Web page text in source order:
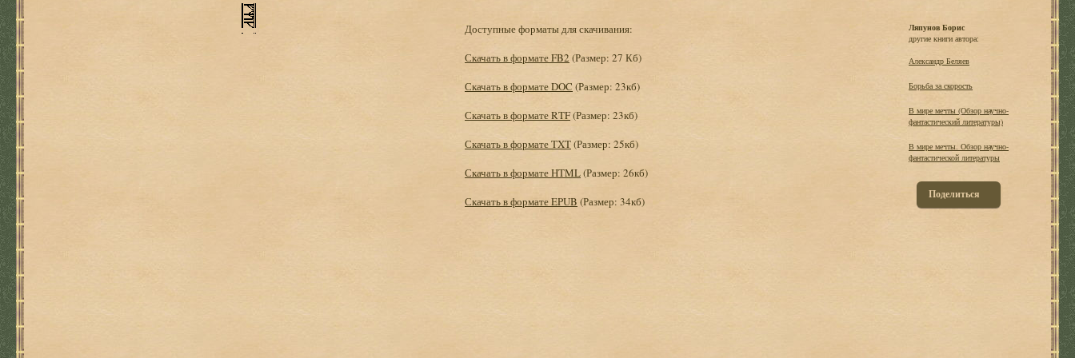
Доступные форматы для скачивания:
Скачать в формате FB2 (Размер: 27 Кб)
Скачать в формате DOC (Размер: 23кб)
Скачать в формате RTF(Размер: 23кб)
Скачать в формате TXT(Размер: 25кб)
Скачать в формате HTML(Размер: 26кб)
Скачать в формате EPUB (Размер: 34кб)
Ляпунов Борис
другие книги автора:
Александр Беляев
Борьба за скорость
В мире мечты (Обзор научно-
фантастический литературы)
В мире мечты. Обзор научно-
фантастической литературы
Поделиться